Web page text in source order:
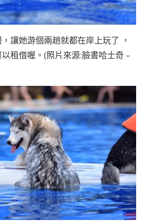
讓她游個兩趟就都在岸上玩了 ，
租借喔。(照片來源:臉書哈士奇 –